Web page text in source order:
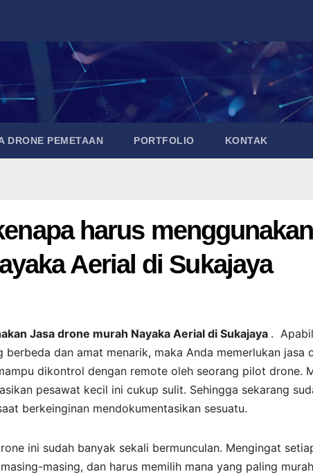
DRONE PEMETAAN PORTFOLIO KONTAK
harus menggunakan
Aerial di Sukajaya
Jasa drone murah Nayaka Aerial di Sukajaya .
dan amat menarik, maka Anda memerlukan jasa
dikontrol dengan remote oleh seorang pilot drone.
pesawat kecil ini cukup sulit. Sehingga sekarang
berkeinginan mendokumentasikan sesuatu.
ini sudah banyak sekali bermunculan. Mengingat
masing, dan harus memilih mana yang paling